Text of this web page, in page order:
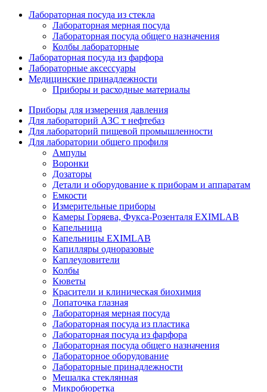
Лабораторная посуда из стекла
Лабораторная мерная посуда
Лабораторная посуда общего назначения
Колбы лабораторные
Лабораторная посуда из фарфора
Лабораторные аксессуары
Медицинские принадлежности
Приборы и расходные материалы
Приборы для измерения давления
Для лабораторий АЗС т нефтебаз
Для лабораторий пищевой промышленности
Для лаборатории общего профиля
Ампулы
Воронки
Дозаторы
Детали и оборудование к приборам и аппаратам
Емкости
Измерительные приборы
Камеры Горяева, Фукса-Розенталя EXIMLAB
Капельница
Капельницы EXIMLAB
Капилляры одноразовые
Каплеуловители
Колбы
Кюветы
Красители и клиническая биохимия
Лопаточка глазная
Лабораторная мерная посуда
Лабораторная посуда из пластика
Лабораторная посуда из фарфора
Лабораторная посуда общего назначения
Лабораторное оборудование
Лабораторные принадлежности
Мешалка стеклянная
Микробюретка